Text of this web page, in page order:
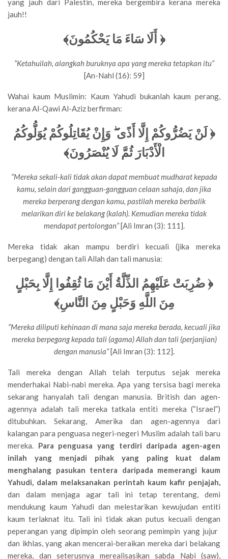
yang jauh dari Palestin, mereka bergembira kerana mereka
jauh!!
﴿ أَلَا سَاءَ مَا يَحْكُمُونَ﴾
“Ketahuilah, alangkah buruknya apa yang mereka tetapkan itu”
[An-Nahl (16): 59]
Wahai kaum Muslimin: Kaum Yahudi bukanlah kaum perang,
kerana Al-Qawi Al-Aziz berfirman:
﴿ لَنْ يَضُرُّوكُمْ إِلَّا أَذًى ۖ وَإِنْ يُقَاتِلُوكُمْ يُوَلُّوكُمُ
الْأَدْبَارَ ثُمَّ لَا يُنْصَرُونَ﴾
“Mereka sekali-kali tidak akan dapat membuat mudharat kepada
kamu, selain dari gangguan-gangguan celaan sahaja, dan jika
mereka berperang dengan kamu, pastilah mereka berbalik
melarikan diri ke belakang (kalah). Kemudian mereka tidak
mendapat pertolongan”[Ali Imran (3): 111].
Mereka tidak akan mampu berdiri kecuali (jika mereka
berpegang) dengan tali Allah dan tali manusia:
﴿ضُرِبَتْ عَلَيْهِمُ الذِّلَّةُ أَيْنَ مَا ثُقِفُوا إِلَّا بِحَبْلٍ
مِنَ اللَّهِ وَحَبْلٍ مِنَ النَّاسِ﴾
“Mereka diliputi kehinaan di mana saja mereka berada, kecuali jika
mereka berpegang kepada tali (agama) Allah dan tali (perjanjian)
dengan manusia”[Ali Imran (3): 112].
Tali mereka dengan Allah telah terputus sejak mereka
menderhakai Nabi-nabi mereka. Apa yang tersisa bagi mereka
sekarang hanyalah tali dengan manusia. British dan agen-
agennya adalah tali mereka tatkala entiti mereka (“Israel”)
ditubuhkan. Sekarang, Amerika dan agen-agennya dari
kalangan para penguasa negeri-negeri Muslim adalah tali baru
mereka. Para penguasa yang terdiri daripada agen-agen
inilah yang menjadi pihak yang paling kuat dalam
menghalang pasukan tentera daripada memerangi kaum
Yahudi, dalam melaksanakan perintah kaum kafir penjajah,
dan dalam menjaga agar tali ini tetap terentang, demi
mendukung kaum Yahudi dan melestarikan kewujudan entiti
kaum terlaknat itu. Tali ini tidak akan putus kecuali dengan
peperangan yang dipimpin oleh seorang pemimpin yang jujur ​​
dan ikhlas, yang akan mencerai-beraikan mereka dari belakang
mereka, dan seterusnya merealisasikan sabda Nabi (saw),